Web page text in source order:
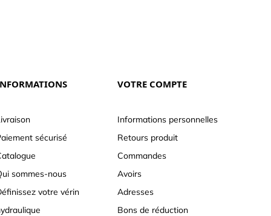
sécurisé
sommes-nous
votre vérin
VOTRE COMPTE
Informations personnelles
Retours produit
Commandes
Avoirs
Adresses
Bons de réduction